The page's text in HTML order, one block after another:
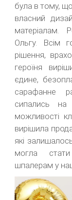
була в тому,
власний
матеріалам.
Ольгу. Всім
рішення,
героїня
єдине,
сарафанне
сипались на
можливості
вирішила
які
могла
шпалерам у